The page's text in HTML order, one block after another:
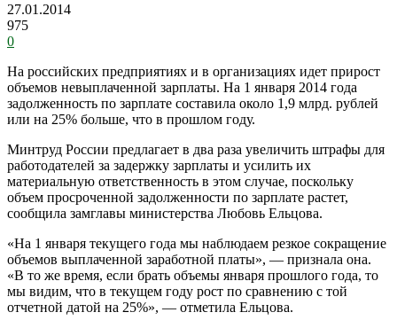
27.01.2014
975
0
На российских предприятиях и в организациях идет прирост
объемов невыплаченной зарплаты. На 1 января 2014 года
задолженность по зарплате составила около 1,9 млрд. рублей
или на 25% больше, что в прошлом году.
Минтруд России предлагает в два раза увеличить штрафы для
работодателей за задержку зарплаты и усилить их
материальную ответственность в этом случае, поскольку
объем просроченной задолженности по зарплате растет,
сообщила замглавы министерства Любовь Ельцова.
«На 1 января текущего года мы наблюдаем резкое сокращение
объемов выплаченной заработной платы», — признала она.
«В то же время, если брать объемы января прошлого года, то
мы видим, что в текущем году рост по сравнению с той
отчетной датой на 25%», — отметила Ельцова.